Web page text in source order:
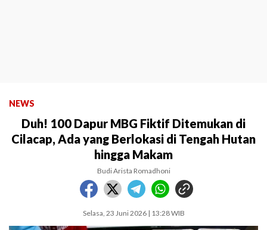
NEWS
Duh! 100 Dapur MBG Fiktif Ditemukan di
Cilacap, Ada yang Berlokasi di Tengah Hutan
hingga Makam
Budi Arista Romadhoni
Selasa, 23 Juni 2026 | 13:28 WIB